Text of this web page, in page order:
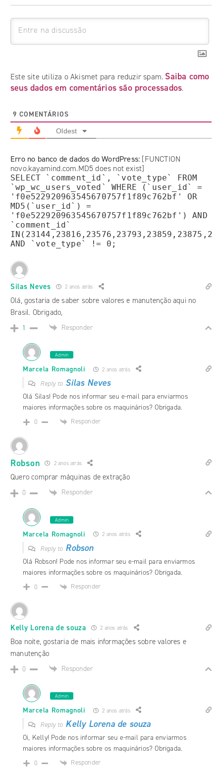
Este site utiliza o Akismet para reduzir spam. Saiba como
seus dados em comentários são processados.
9 COMENTÁRIOS
Oldest
Erro no banco de dados do WordPress: [FUNCTION
novo.kayamind.com.MD5 does not exist]
SELECT `comment_id`, `vote_type` FROM
`wp_wc_users_voted` WHERE (`user_id` =
'f0e522920963545670757f1f89c762bf' OR
MD5(`user_id`) =
'f0e522920963545670757f1f89c762bf') AND
`comment_id`
AND `vote_type` != 0;
Silas Neves 2 anos atrás
Olá, gostaria de saber sobre valores e manutenção aqui no
Brasil. Obrigado,
1 Responder
Admin
Marcela Romagnoli 2 anos atrás
Reply to Silas Neves
Olá Silas! Pode nos informar seu e-mail para enviarmos
maiores informações sobre os maquinários? Obrigada.
0 Responder
Robson 2 anos atrás
Quero comprar máquinas de extração
0 Responder
Admin
Marcela Romagnoli 2 anos atrás
Reply to Robson
Olá Robson! Pode nos informar seu e-mail para enviarmos
maiores informações sobre os maquinários? Obrigada.
0 Responder
Kelly Lorena de souza 2 anos atrás
Boa noite, gostaria de mais informações sobre valores e
manutenção
0 Responder
Admin
Marcela Romagnoli 2 anos atrás
Reply to Kelly Lorena de souza
Oi, Kelly! Pode nos informar seu e-mail para enviarmos
maiores informações sobre os maquinários? Obrigada.
0 Responder